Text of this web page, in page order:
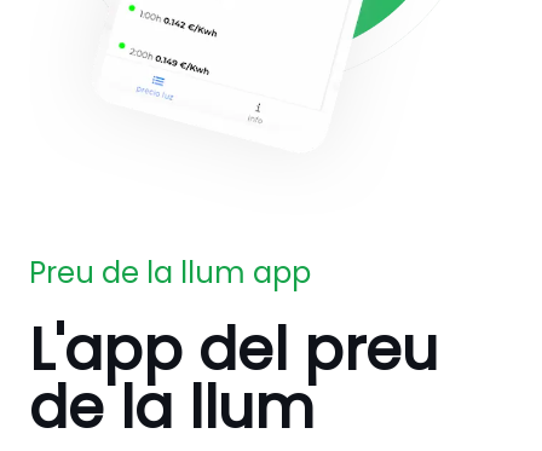
Preu de la llum app
L'app del preu
de la llum